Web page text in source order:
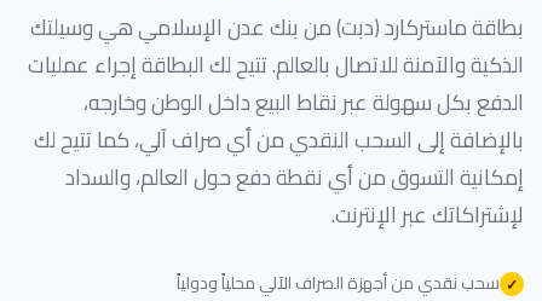
بطاقة ماستركارد (دبت) من بنك عدن الإسلامي هي وسيلتك
الذكية والآمنة للاتصال بالعالم. تتيح لك البطاقة إجراء عمليات
الدفع بكل سهولة عبر نقاط البيع داخل الوطن وخارجه،
بالإضافة إلى السحب النقدي من أي صراف آلي، كما تتيح لك
إمكانية التسوق من أي نقطة دفع حول العالم، والسداد
لإشتراكاتك عبر الإنترنت.
سحب نقدي من أجهزة الصراف الآلي محلياً ودولياً